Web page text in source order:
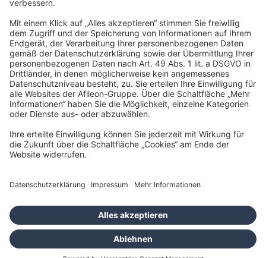
info@ark-hannover.de
Impressum
Datenschutz
Barrierefreiheitserklärung
Cookies